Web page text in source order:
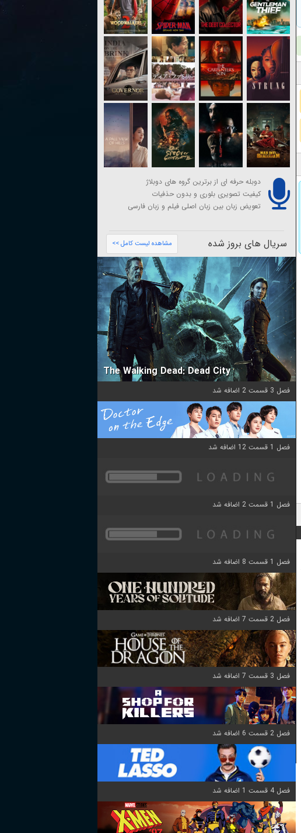
دوبله حرفه ای از برترین گروه های دوبلاژ
کیفیت تصویری بلوری و بدون حذفیات
تعویض زبان بین زبان اصلی فیلم و زبان فارسی
سریال های بروز شده مشاهده لیست کامل >>
The Walking Dead: Dead City
فصل 3 قسمت 2 اضافه شد
فصل 1 قسمت 12 اضافه شد
فصل 1 قسمت 2 اضافه شد
فصل 1 قسمت 8 اضافه شد
فصل 2 قسمت 7 اضافه شد
فصل 3 قسمت 7 اضافه شد
فصل 2 قسمت 6 اضافه شد
فصل 4 قسمت 1 اضافه شد